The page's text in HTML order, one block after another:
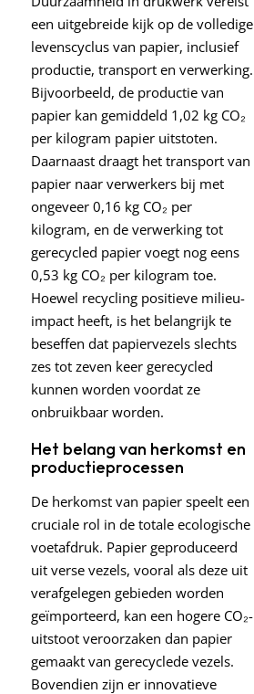
een uitgebreide kijk op de volledige
levenscyclus van papier, inclusief
productie, transport en verwerking.
Bijvoorbeeld, de productie van
papier kan gemiddeld 1,02 kg CO₂
per kilogram papier uitstoten.
Daarnaast draagt het transport van
papier naar verwerkers bij met
ongeveer 0,16 kg CO₂ per
kilogram, en de verwerking tot
gerecycled papier voegt nog eens
0,53 kg CO₂ per kilogram toe.
Hoewel recycling positieve milieu-
impact heeft, is het belangrijk te
beseffen dat papiervezels slechts
zes tot zeven keer gerecycled
kunnen worden voordat ze
onbruikbaar worden.
Het belang van herkomst en
productieprocessen
De herkomst van papier speelt een
cruciale rol in de totale ecologische
voetafdruk. Papier geproduceerd
uit verse vezels, vooral als deze uit
verafgelegen gebieden worden
geïmporteerd, kan een hogere CO₂-
uitstoot veroorzaken dan papier
gemaakt van gerecyclede vezels.
Bovendien zijn er innovatieve